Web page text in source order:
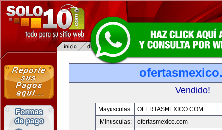
Vendido!
Mayusculas:
OFERTASMEXICO.COM
Minusculas:
ofertasmexico.com